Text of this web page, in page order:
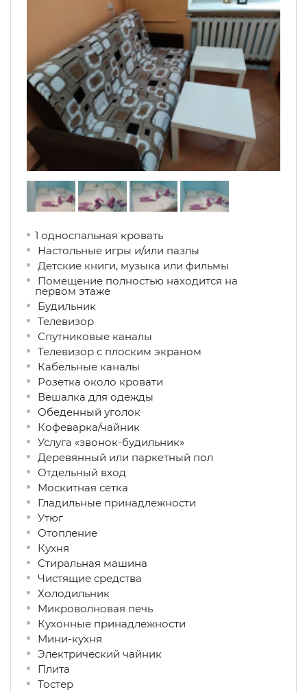
1 односпальная кровать
Настольные игры и/или пазлы
Детские книги, музыка или фильмы
Помещение полностью находится на
первом этаже
Будильник
Телевизор
Спутниковые каналы
Телевизор с плоским экраном
Кабельные каналы
Розетка около кровати
Вешалка для одежды
Обеденный уголок
Кофеварка/чайник
Услуга «звонок-будильник»
Деревянный или паркетный пол
Отдельный вход
Москитная сетка
Гладильные принадлежности
Утюг
Отопление
Кухня
Стиральная машина
Чистящие средства
Холодильник
Микроволновая печь
Кухонные принадлежности
Мини-кухня
Электрический чайник
Плита
Тостер